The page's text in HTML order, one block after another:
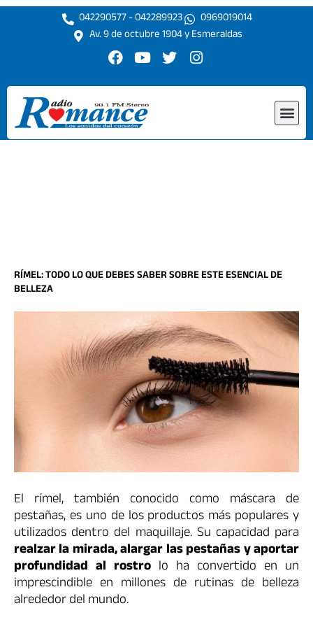
Ir
042290577 - 042289923
0969019014
Av. 9 de octubre 1904 y Esmeraldas
F
c
e
b
o
o
Y
u
t
u
b
e
T
i
r
I
s
r
RÍMEL: TODO LO QUE DEBES SABER SOBRE ESTE ESENCIAL DE
BELLEZA
El rímel, también conocido como máscara de
pestañas, es uno de los productos más populares y
utilizados dentro del maquillaje. Su capacidad para
realzar la mirada, alargar las pestañas y aportar
profundidad al rostro lo ha convertido en un
imprescindible en millones de rutinas de belleza
alrededor del mundo.